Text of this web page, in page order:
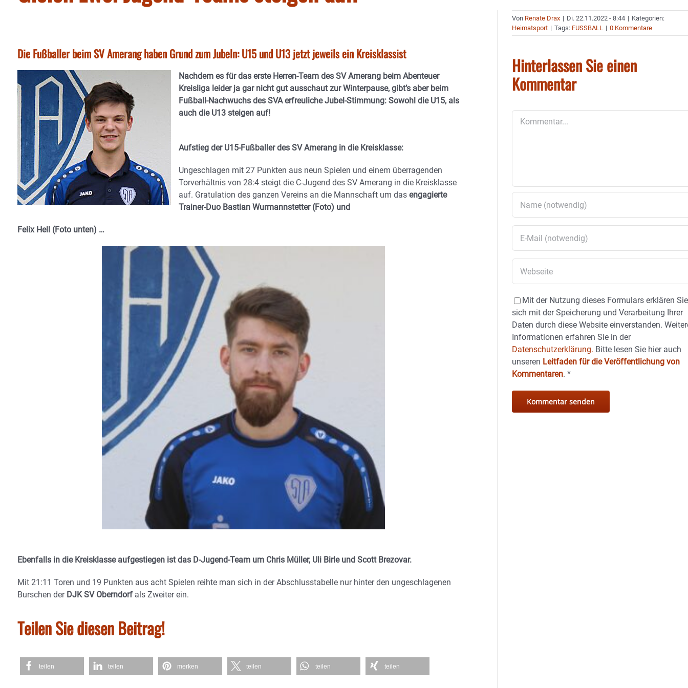
Die Fußballer beim SV Amerang haben Grund zum Jubeln: U15 und U13 jetzt jeweils ein Kreisklassist
Nachdem es für das erste Herren-Team des SV Amerang beim Abenteuer
Kreisliga leider ja gar nicht gut ausschaut zur Winterpause, gibt’s aber beim
Fußball-Nachwuchs des SVA erfreuliche Jubel-Stimmung: Sowohl die U15, als
auch die U13 steigen auf!
Aufstieg der U15-Fußballer des SV Amerang in die Kreisklasse:
Ungeschlagen mit 27 Punkten aus neun Spielen und einem überragenden
Torverhältnis von 28:4 steigt die C-Jugend des SV Amerang in die Kreisklasse
auf. Gratulation des ganzen Vereins an die Mannschaft um das engagierte
Trainer-Duo Bastian Wurmannstetter (Foto) und
Felix Hell (Foto unten) …
Ebenfalls in die Kreisklasse aufgestiegen ist das D-Jugend-Team um Chris Müller, Uli Birle und Scott Brezovar.
Mit 21:11 Toren und 19 Punkten aus acht Spielen reihte man sich in der Abschlusstabelle nur hinter den ungeschlagenen
Burschen derDJK SV Oberndorfals Zweiter ein.
Teilen Sie diesen Beitrag!
teilen teilen merken teilen teilen teilen
Von Renate Drax | Di. 22.11.2022 - 8:44 | Kategorien:
Heimatsport | Tags: FUSSBALL | 0 Kommentare
Hinterlassen Sie einen
Kommentar
Mit der Nutzung dieses Formulars erklären Sie
sich mit der Speicherung und Verarbeitung Ihrer
Daten durch diese Website einverstanden.
Informationen erfahren Sie in der
Datenschutzerklärung. Bitte lesen Sie hier auch
unseren Leitfaden für die Veröffentlichung von
Kommentaren.*